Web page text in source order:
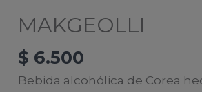
MAKGEOLLI
$ 6.500
Bebida alcohólica de Corea